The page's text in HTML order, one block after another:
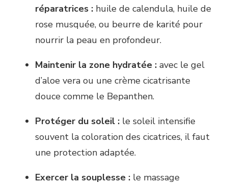
réparatrices : huile de calendula, huile de
rose musquée, ou beurre de karité pour
nourrir la peau en profondeur.
Maintenir la zone hydratée : avec le gel
d’aloe vera ou une crème cicatrisante
douce comme le Bepanthen.
Protéger du soleil : le soleil intensifie
souvent la coloration des cicatrices, il faut
une protection adaptée.
Exercer la souplesse : le massage